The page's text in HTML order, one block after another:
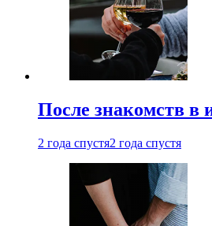
После знакомств в
2 года спустя2 года спустя